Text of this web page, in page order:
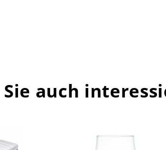
auch